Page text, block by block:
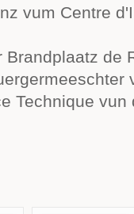
vum Centre
de
Technique